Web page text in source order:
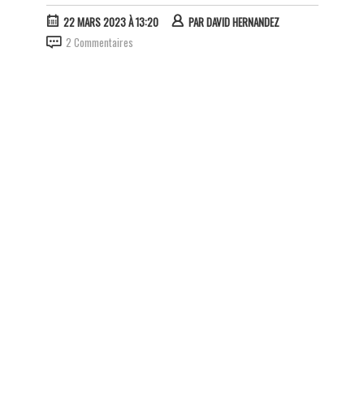
22 MARS 2023 À 13:20 PARDAVID HERNANDEZ
2 Commentaires